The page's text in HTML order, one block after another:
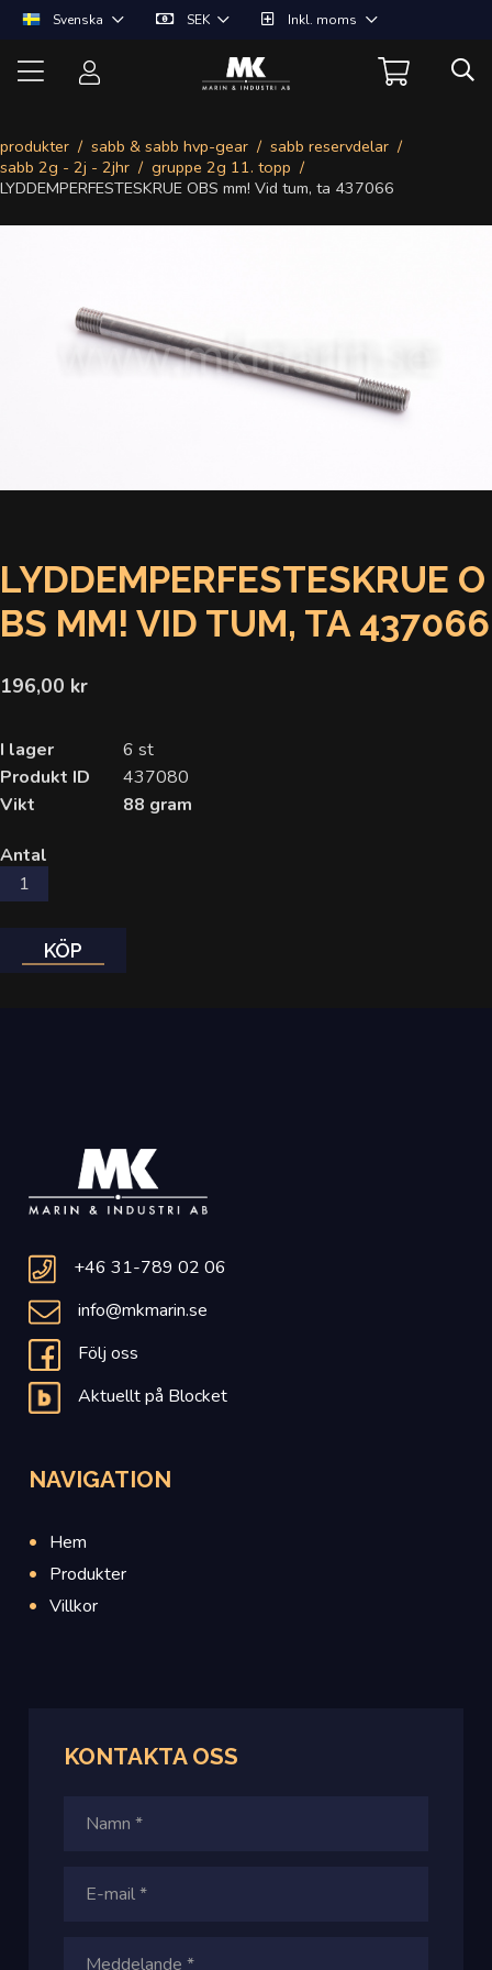
Svenska SEK Inkl. moms
produkter sabb & sabb hvp-gear
sabb reservdelar
sabb 2g - 2j - 2jhr
gruppe 2g 11. topp
LYDDEMPERFESTESKRUE OBS mm! Vid tum, ta 437066
LYDDEMPERFESTESKRUE O
BS MM! VID TUM, TA 437066
196,00 kr
I lager
6 st
Produkt ID
437080
Vikt
88 gram
Antal
KÖP
+46 31-789 02 06
info@mkmarin.se
Följ oss
Aktuellt på Blocket
NAVIGATION
Hem
Produkter
Villkor
KONTAKTAOSS